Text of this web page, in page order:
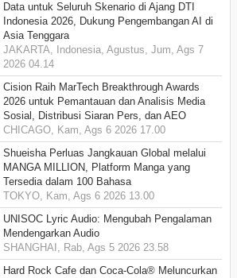
Data untuk Seluruh Skenario di Ajang DTI
Indonesia 2026, Dukung Pengembangan AI di
Asia Tenggara
JAKARTA, Indonesia, Agustus, Jum, Ags 7
2026 04.14
Cision Raih MarTech Breakthrough Awards
2026 untuk Pemantauan dan Analisis Media
Sosial, Distribusi Siaran Pers, dan AEO
CHICAGO, Kam, Ags 6 2026 17.00
Shueisha Perluas Jangkauan Global melalui
MANGA MILLION, Platform Manga yang
Tersedia dalam 100 Bahasa
TOKYO, Kam, Ags 6 2026 13.00
UNISOC Lyric Audio: Mengubah Pengalaman
Mendengarkan Audio
SHANGHAI, Rab, Ags 5 2026 23.58
Hard Rock Cafe dan Coca-Cola® Meluncurkan